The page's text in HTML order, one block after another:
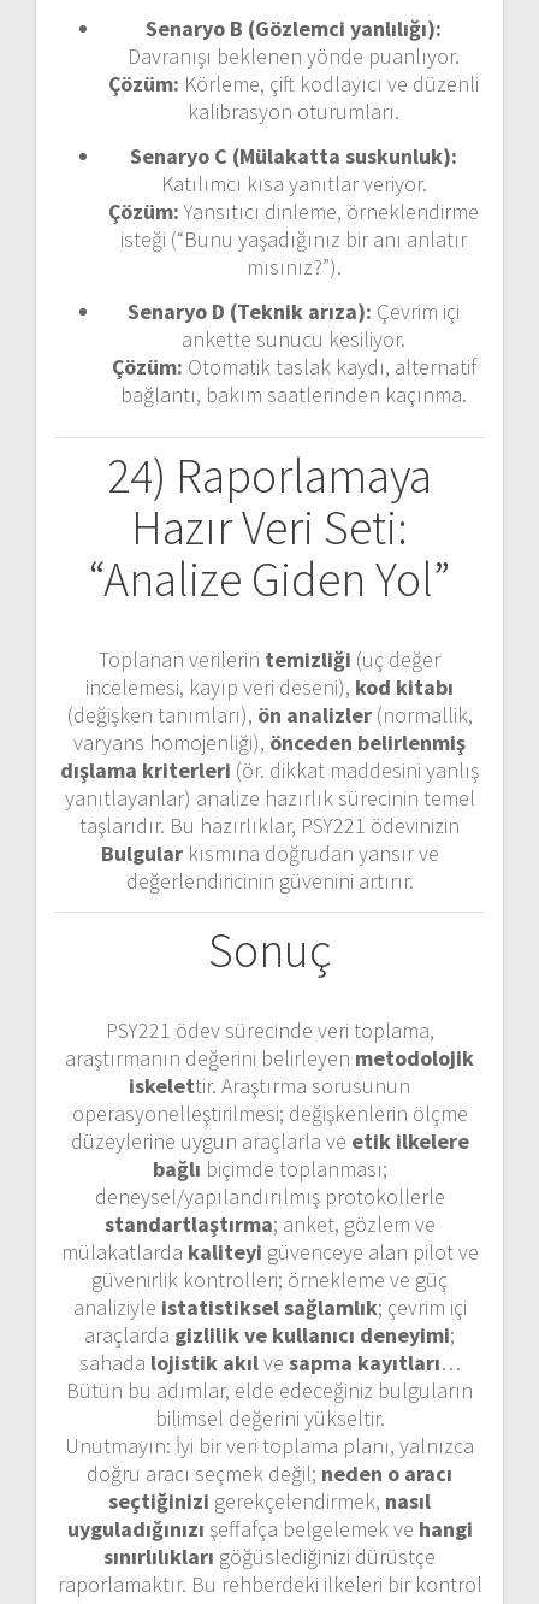
Senaryo B (Gözlemci yanlılığı):
Davranışı beklenen yönde puanlıyor.
Çözüm: Körleme, çift kodlayıcı ve düzenli
kalibrasyon oturumları.
Senaryo C (Mülakatta suskunluk):
Katılımcı kısa yanıtlar veriyor.
Çözüm:Yansıtıcı dinleme, örneklendirme
isteği (“Bunu yaşadığınız bir anı anlatır
mısınız?”).
Senaryo D (Teknik arıza): Çevrim içi
ankette sunucu kesiliyor.
Çözüm: Otomatik taslak kaydı, alternatif
bağlantı, bakım saatlerinden kaçınma.
24) Raporlamaya
Hazır Veri Seti:
“Analize Giden Yol”
Toplanan verilerin temizliği (uç değer
incelemesi, kayıp veri deseni), kod kitabı
(değişken tanımları), ön analizler(normallik,
varyans homojenliği), önceden belirlenmiş
dışlama kriterleri (ör. dikkat maddesini yanlış
yanıtlayanlar) analize hazırlık sürecinin temel
taşlarıdır. Bu hazırlıklar, PSY221 ödevinizin
Bulgularkısmına doğrudan yansır ve
değerlendiricinin güvenini artırır.
Sonuç
PSY221 ödev sürecinde veri toplama,
araştırmanın değerini belirleyen metodolojik
iskelettir. Araştırma sorusunun
operasyonelleştirilmesi; değişkenlerin ölçme
düzeylerine uygun araçlarla ve etik ilkelere
bağlı biçimde toplanması;
deneysel/yapılandırılmış protokollerle
standartlaştırma; anket, gözlem ve
mülakatlarda kaliteyi güvenceye alan pilot ve
güvenirlik kontrolleri; örnekleme ve güç
analiziyle istatistiksel sağlamlık; çevrim içi
araçlarda gizlilik ve kullanıcı deneyimi;
sahada lojistik akılve sapma kayıtları…
Bütün bu adımlar, elde edeceğiniz bulguların
bilimsel değerini yükseltir.
Unutmayın: İyi bir veri toplama planı, yalnızca
doğru aracı seçmek değil; neden o aracı
seçtiğinizi gerekçelendirmek, nasıl
uyguladığınızı şeffafça belgelemek ve hangi
sınırlılıkları göğüslediğinizi dürüstçe
raporlamaktır. Bu rehberdeki ilkeleri bir kontrol